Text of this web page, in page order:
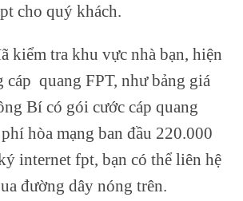
cho quý khách.
kiểm tra khu vực nhà bạn, hiện
cáp quang FPT, như bảng giá
Bí có gói cước cáp quang
hòa mạng ban đầu 220.000
internet fpt, bạn có thể liên hệ
đường dây nóng trên.